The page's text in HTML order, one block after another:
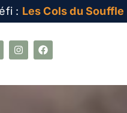
: Les Cols du Souffle